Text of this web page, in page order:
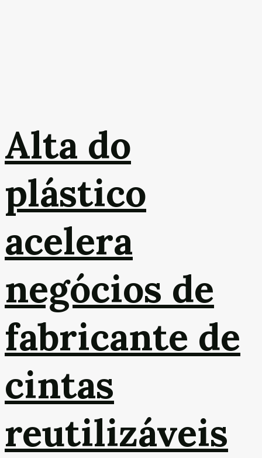
Alta do
plástico
acelera
negócios de
fabricante de
cintas
reutilizáveis